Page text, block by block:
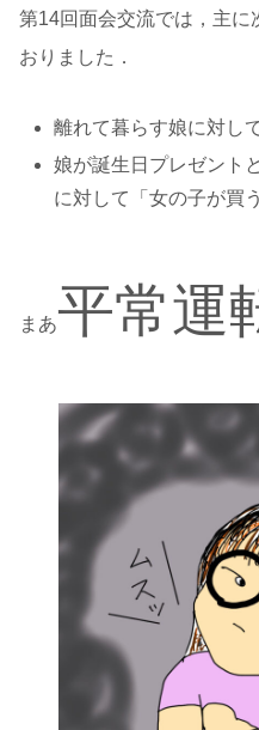
第14回面会交流では，主に
おりました．
離れて暮らす娘に対し
娘が誕生日プレゼント
に対して「女の子が買
まあ平常運